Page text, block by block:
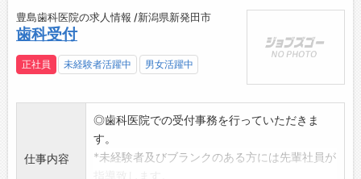
豊島歯科医院の求人情報 /新潟県新発田市
歯科受付
正社員 未経験者活躍中 男女活躍中
仕事内容
◎歯科医院での受付事務を行っていただきま
す。
*未経験者及びブランクのある方には先輩社員が